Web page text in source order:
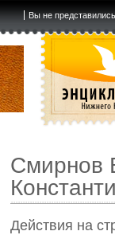
Вы не
Смирнов
Действия на